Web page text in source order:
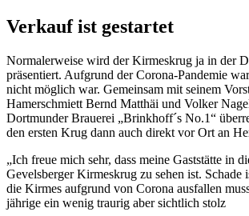
Verkauf ist gestartet
Normalerweise wird der Kirmeskrug ja in der
präsentiert. Aufgrund der Corona-Pandemie
nicht möglich war. Gemeinsam mit seinem
Hamerschmiett Bernd Matthäi und Volker
Dortmunder Brauerei „Brinkhoff´s No.1“
den ersten Krug dann auch direkt vor Ort an
„Ich freue mich sehr, dass meine Gaststätte in
Gevelsberger Kirmeskrug zu sehen ist. Schade
die Kirmes aufgrund von Corona ausfallen
jährige ein wenig traurig aber sichtlich stolz